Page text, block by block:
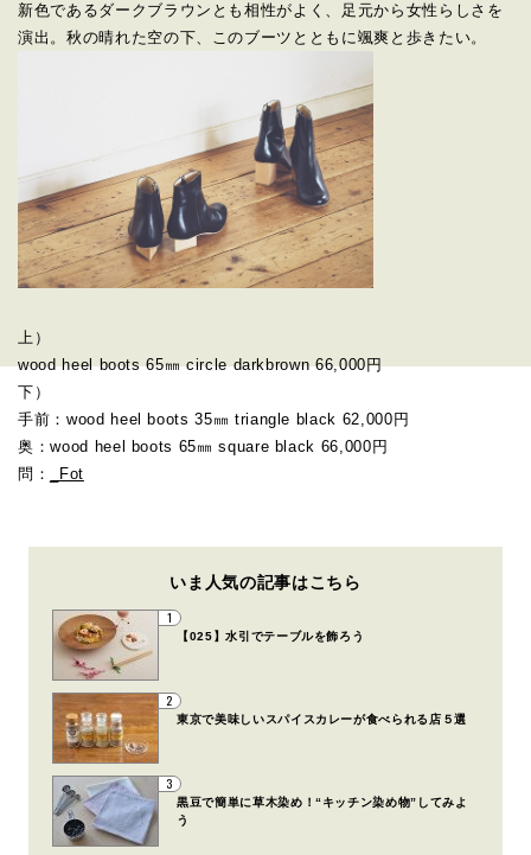
新色であるダークブラウンとも相性がよく、足元から女性らしさを
演出。秋の晴れた空の下、このブーツとともに颯爽と歩きたい。
上）
wood heel boots 65㎜ circle darkbrown 66,000円
下）
手前：wood heel boots 35㎜ triangle black 62,000円
奥：wood heel boots 65㎜ square black 66,000円
問：
_Fot
いま人気の記事はこちら
1
【025】水引でテーブルを飾ろう
2
東京で美味しいスパイスカレーが食べられる店５選
3
黒豆で簡単に草木染め！“キッチン染め物”してみよ
う